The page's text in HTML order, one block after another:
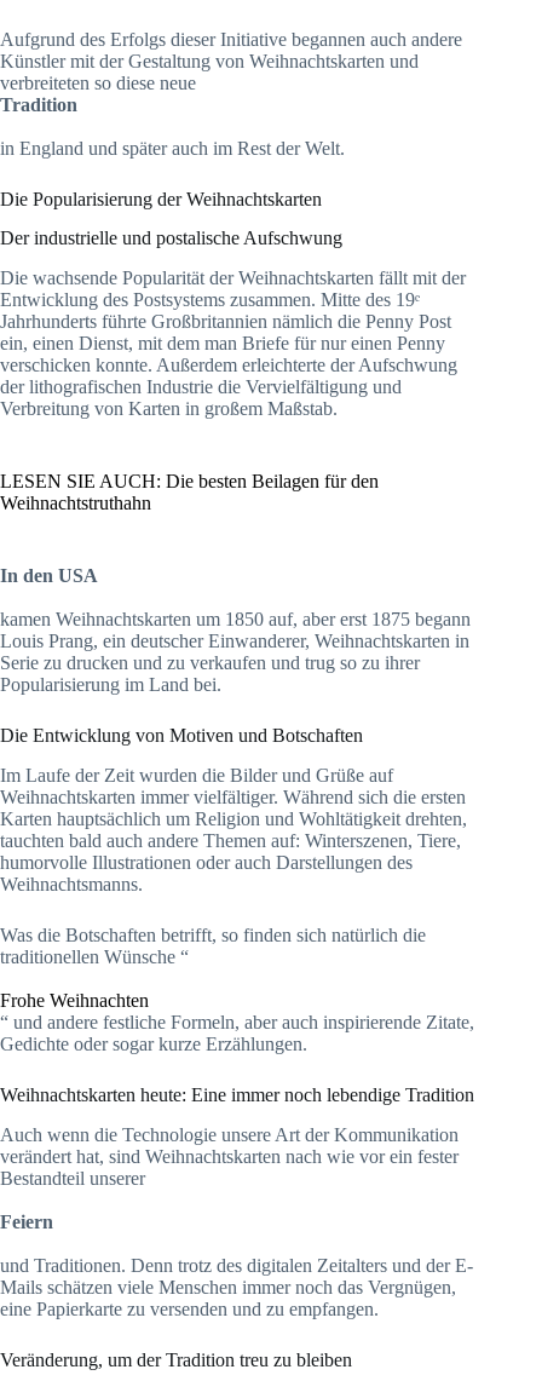
Aufgrund des Erfolgs dieser Initiative begannen auch andere
Künstler mit der Gestaltung von Weihnachtskarten und
verbreiteten so diese neue
Tradition
in England und später auch im Rest der Welt.
Die Popularisierung der Weihnachtskarten
Der industrielle und postalische Aufschwung
Die wachsende Popularität der Weihnachtskarten fällt mit der
Entwicklung des Postsystems zusammen. Mitte des 19ᵉ
Jahrhunderts führte Großbritannien nämlich die Penny Post
ein, einen Dienst, mit dem man Briefe für nur einen Penny
verschicken konnte. Außerdem erleichterte der Aufschwung
der lithografischen Industrie die Vervielfältigung und
Verbreitung von Karten in großem Maßstab.
LESEN SIE AUCH: Die besten Beilagen für den
Weihnachtstruthahn
In den USA
kamen Weihnachtskarten um 1850 auf, aber erst 1875 begann
Louis Prang, ein deutscher Einwanderer, Weihnachtskarten in
Serie zu drucken und zu verkaufen und trug so zu ihrer
Popularisierung im Land bei.
Die Entwicklung von Motiven und Botschaften
Im Laufe der Zeit wurden die Bilder und Grüße auf
Weihnachtskarten immer vielfältiger. Während sich die ersten
Karten hauptsächlich um Religion und Wohltätigkeit drehten,
tauchten bald auch andere Themen auf: Winterszenen, Tiere,
humorvolle Illustrationen oder auch Darstellungen des
Weihnachtsmanns.
Was die Botschaften betrifft, so finden sich natürlich die
traditionellen Wünsche “
Frohe Weihnachten
“ und andere festliche Formeln, aber auch inspirierende Zitate,
Gedichte oder sogar kurze Erzählungen.
Weihnachtskarten heute: Eine immer noch lebendige Tradition
Auch wenn die Technologie unsere Art der Kommunikation
verändert hat, sind Weihnachtskarten nach wie vor ein fester
Bestandteil unserer
Feiern
und Traditionen. Denn trotz des digitalen Zeitalters und der E-
Mails schätzen viele Menschen immer noch das Vergnügen,
eine Papierkarte zu versenden und zu empfangen.
Veränderung, um der Tradition treu zu bleiben